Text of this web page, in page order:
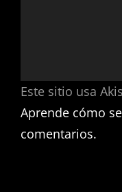
Este sitio usa
Aprende cómo
comentarios.